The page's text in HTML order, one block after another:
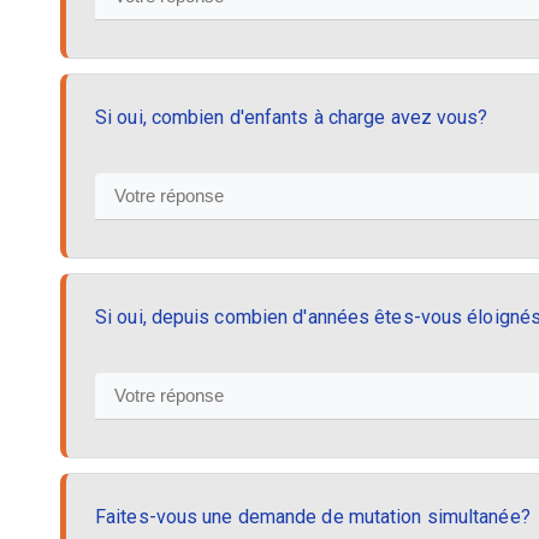
Si oui, combien d'enfants à charge avez vous?
Si oui, depuis combien d'années êtes-vous
Faites-vous une demande de mutation simultanée?